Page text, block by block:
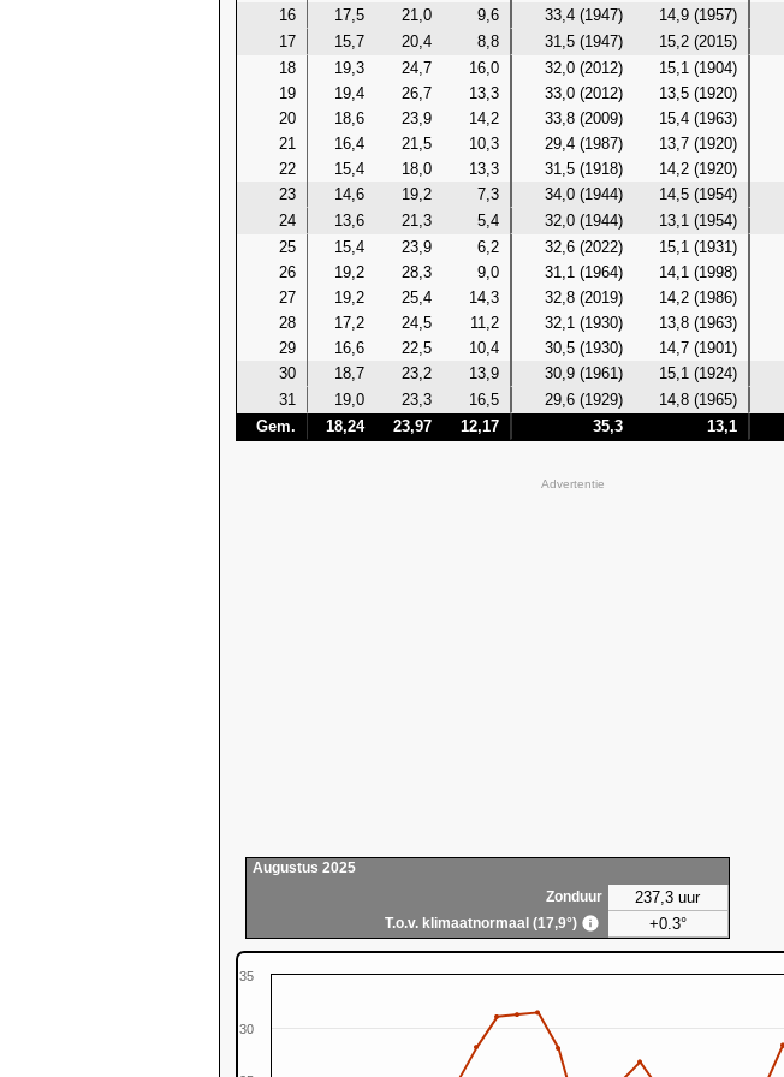
16
17,5 21,0 9,6 33,4 (1947) 14,9 (1957)
17
15,7 20,4 8,8 31,5 (1947) 15,2 (2015)
18
19,3 24,7 16,0 32,0 (2012) 15,1 (1904)
19
19,4 26,7 13,3 33,0 (2012) 13,5 (1920)
20
18,6 23,9 14,2 33,8 (2009) 15,4 (1963)
21
16,4 21,5 10,3 29,4 (1987) 13,7 (1920)
22
15,4 18,0 13,3 31,5 (1918) 14,2 (1920)
23
14,6 19,2 7,3 34,0 (1944) 14,5 (1954)
24
13,6 21,3 5,4 32,0 (1944) 13,1 (1954)
25
15,4 23,9 6,2 32,6 (2022) 15,1 (1931)
26
19,2 28,3 9,0 31,1 (1964) 14,1 (1998)
27
19,2 25,4 14,3 32,8 (2019) 14,2 (1986)
28
17,2 24,5 11,2 32,1 (1930) 13,8 (1963)
29
16,6 22,5 10,4 30,5 (1930) 14,7 (1901)
30
18,7 23,2 13,9 30,9 (1961) 15,1 (1924)
31
19,0 23,3 16,5 29,6 (1929) 14,8 (1965)
Gem.
18,24 23,97 12,17 35,3 13,1
Advertentie
Augustus 2025
Zonduur
237,3 uur
T.o.v. klimaatnormaal (17,9°) +0.3°
30
35